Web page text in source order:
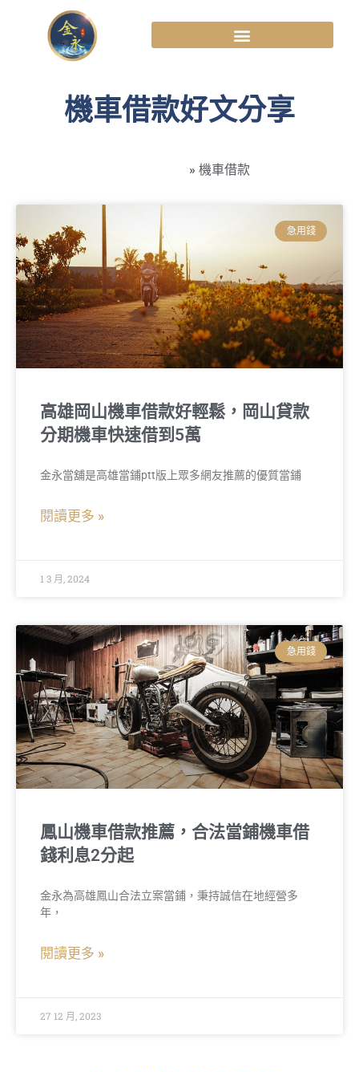
機車借款好文分享
» 機車借款
急用錢
高雄岡山機車借款好輕鬆，岡山貸款
分期機車快速借到5萬
金永當舖是高雄當鋪ptt版上眾多網友推薦的優質當鋪
閱讀更多 »
1 3 月, 2024
急用錢
鳳山機車借款推薦，合法當鋪機車借
錢利息2分起
金永為高雄鳳山合法立案當鋪，秉持誠信在地經營多
年，
閱讀更多 »
27 12 月, 2023